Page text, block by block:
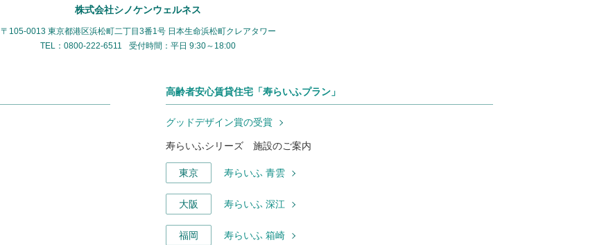
株式会社シノケンウェルネス
〒105-0013 東京都港区浜松町二丁目3番1号 日本生命浜松町クレアタワー
TEL：0800-222-6511
受付時間：平日 9:30～18:00
高齢者安心賃貸住宅「寿らいふプラン」
グッドデザイン賞の受賞
寿らいふシリーズ 施設のご案内
東京 寿らいふ 青雲
大阪 寿らいふ 深江
福岡 寿らいふ 箱崎